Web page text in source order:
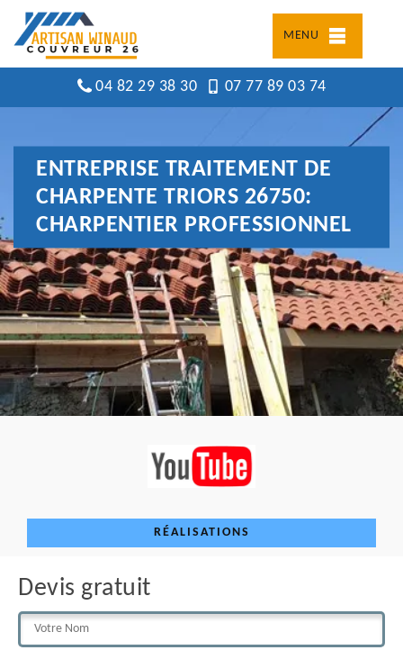
MENU
04 82 29 38 30 07 77 89 03 74
ENTREPRISE TRAITEMENT DE
CHARPENTE TRIORS 26750:
CHARPENTIER PROFESSIONNEL
RÉALISATIONS
Devis gratuit